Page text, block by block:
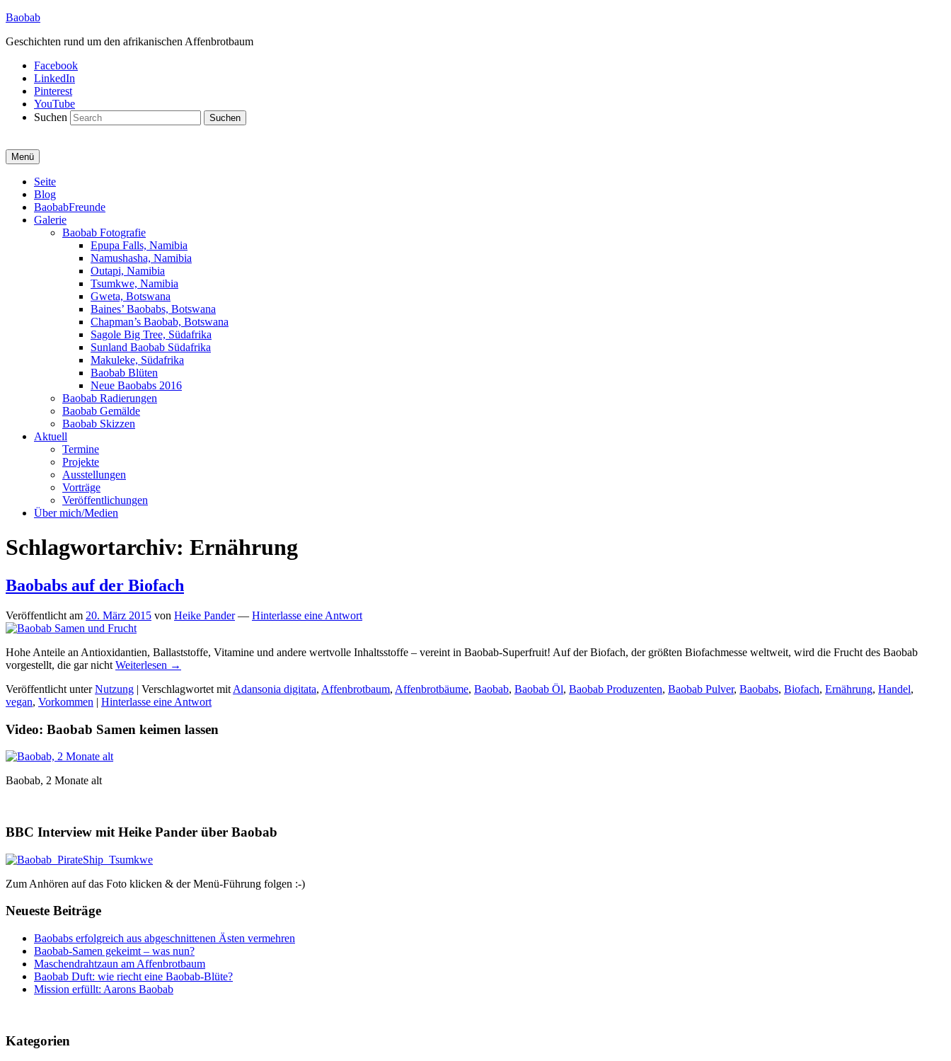
Baobab
Geschichten rund um den afrikanischen Affenbrotbaum
Facebook
LinkedIn
Pinterest
YouTube
Suchen
Menü
Primäres
Menü
Seite
Blog
BaobabFreunde
Galerie
Baobab Fotografie
Epupa Falls, Namibia
Namushasha, Namibia
Outapi, Namibia
Tsumkwe, Namibia
Gweta, Botswana
Baines’ Baobabs, Botswana
Chapman’s Baobab, Botswana
Sagole Big Tree, Südafrika
Sunland Baobab Südafrika
Makuleke, Südafrika
Baobab Blüten
Neue Baobabs 2016
Baobab Radierungen
Baobab Gemälde
Baobab Skizzen
Aktuell
Termine
Projekte
Ausstellungen
Vorträge
Veröffentlichungen
Über mich/Medien
Schlagwortarchiv: Ernährung
Baobabs auf der Biofach
Veröffentlicht am 20. März 2015 von Heike Pander — Hinterlasse eine Antwort
Hohe Anteile an Antioxidantien, Ballaststoffe, Vitamine und andere wertvolle Inhaltsstoffe – vereint in Baobab-Superfruit! Auf der Biofach, der größten Biofachmesse weltweit, wird die Frucht des Baobab
vorgestellt, die gar nicht Weiterlesen →
Veröffentlicht unter Nutzung | Verschlagwortet mit Adansonia digitata, Affenbrotbaum, Affenbrotbäume, Baobab, Baobab Öl, Baobab Produzenten, Baobab Pulver, Baobabs, Biofach, Ernährung, Handel,
vegan, Vorkommen | Hinterlasse eine Antwort
Video: Baobab Samen keimen lassen
Baobab, 2 Monate alt
BBC Interview mit Heike Pander über Baobab
Zum Anhören auf das Foto klicken & der Menü-Führung folgen :-)
Neueste Beiträge
Baobabs erfolgreich aus abgeschnittenen Ästen vermehren
Baobab-Samen gekeimt – was nun?
Maschendrahtzaun am Affenbrotbaum
Baobab Duft: wie riecht eine Baobab-Blüte?
Mission erfüllt: Aarons Baobab
Kategorien